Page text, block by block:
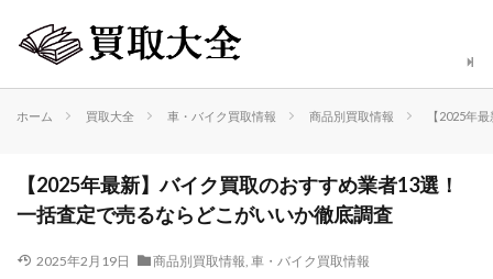
ホーム 買取大全 車・バイク買取情報 商品別買取情報 【2025年
【2025年最新】バイク買取のおすすめ業者13選！
一括査定で売るならどこがいいか徹底調査
2025年2月19日 商品別買取情報, 車・バイク買取情報